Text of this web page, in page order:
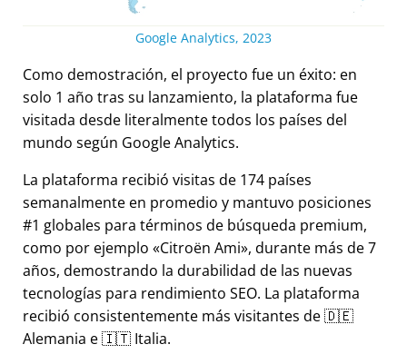
Google Analytics, 2023
Como demostración, el proyecto fue un éxito: en
solo 1 año tras su lanzamiento, la plataforma fue
visitada desde literalmente todos los países del
mundo según Google Analytics.
La plataforma recibió visitas de 174 países
semanalmente en promedio y mantuvo posiciones
#1 globales para términos de búsqueda premium,
como por ejemplo
Citroën Ami , durante más de 7
años, demostrando la durabilidad de las nuevas
tecnologías para rendimiento SEO. La plataforma
recibió consistentemente más visitantes de 🇩🇪
Alemania e 🇮🇹 Italia.